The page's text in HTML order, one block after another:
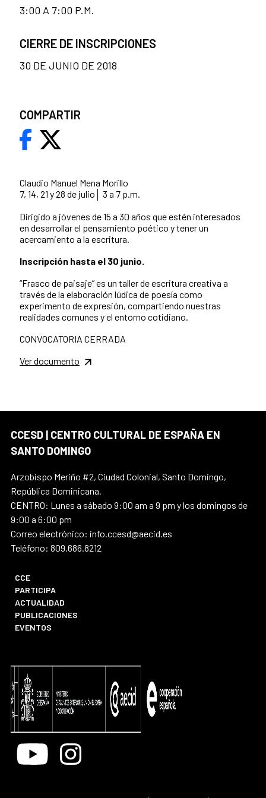
Claudio Manuel Mena Morillo
7, 14, 21 y 28 de julio│ 3 a 7 p.m.
Dirigido a jóvenes de 15 a 30 años que estén interesados
en desarrollar el pensamiento poético y tener un
acercamiento a la escritura.
Inscripción hasta el 30 junio.
“Frasco de paisaje” es un taller de escritura creativa a
través de la elaboración lúdica de poesía como
experimento de expresión, compartiendo nuestras
realidades comunes y el entorno cotidiano.
CONVOCATORIA CERRADA
Ver documento
3:00 A 7:00 P.M.
CIERRE DE INSCRIPCIONES
30 DE JUNIO DE 2018
COMPARTIR
CCESD | CENTRO CULTURAL DE ESPAÑA EN
SANTO DOMINGO
Arzobispo Meriño #2, Ciudad Colonial, Santo Domingo,
República Dominicana.
CENTRO: Lunes a sábado 9:00 am a 9 pm y los domingos de
9:00 a 6:00 pm
Correo electrónico: info.ccesd@aecid.es
Teléfono: 809.686.8212
CCE
PARTICIPA
ACTUALIDAD
PUBLICACIONES
EVENTOS
Youtube Instagram